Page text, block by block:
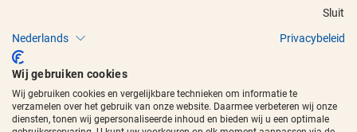
Copyright © 2017 - 2026 Horecavoordeelen de beeldmerken zijn
geregistreerde handelsmerken.
Sluit
Nederlands
Privacybeleid
Wij gebruiken cookies
Wij gebruiken cookies en vergelijkbare technieken om informatie te
verzamelen over het gebruik van onze website. Daarmee verbeteren wij onze
diensten, tonen wij gepersonaliseerde inhoud en bieden wij u een optimale